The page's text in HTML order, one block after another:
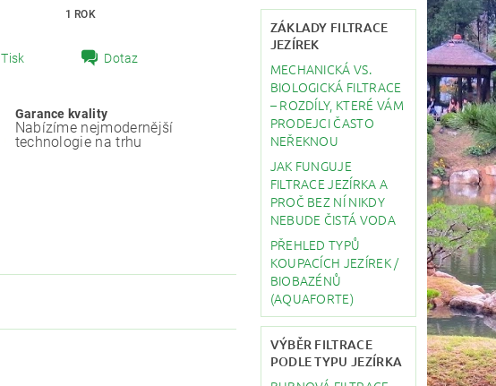
1 ROK
Tisk Dotaz
Garance kvality
Nabízíme nejmodernější
technologie na trhu
ZÁKLADY FILTRACE
JEZÍREK
MECHANICKÁ VS.
BIOLOGICKÁ FILTRACE
– ROZDÍLY, KTERÉ VÁM
PRODEJCI ČASTO
NEŘEKNOU
JAK FUNGUJE
FILTRACE JEZÍRKA A
PROČ BEZ NÍ NIKDY
NEBUDE ČISTÁ VODA
PŘEHLED TYPŮ
KOUPACÍCH JEZÍREK /
BIOBAZÉNŮ
(AQUAFORTE)
VÝBĚR FILTRACE
PODLE TYPU JEZÍRKA